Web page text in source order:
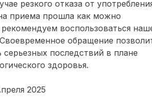
резкого отказа от
приема прошла как можно
воспользоваться
обращение
последствий в плане
здоровья.
2025